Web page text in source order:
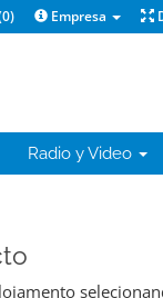
0) Empresa
Radio y Video